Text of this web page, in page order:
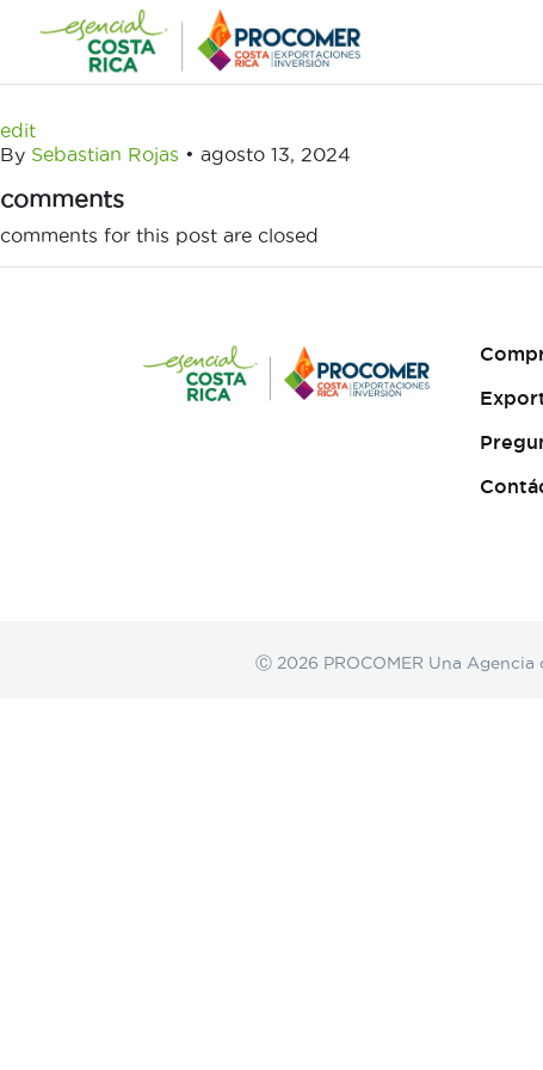
contenido
edit
By Sebastian Rojas • agosto 13, 2024
comments
comments for this post are closed
Ⓒ 2026 PROCOMER Una Agencia